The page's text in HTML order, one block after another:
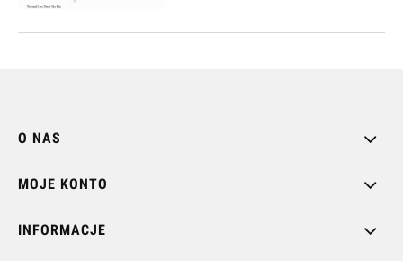
O NAS
MOJE KONTO
INFORMACJE